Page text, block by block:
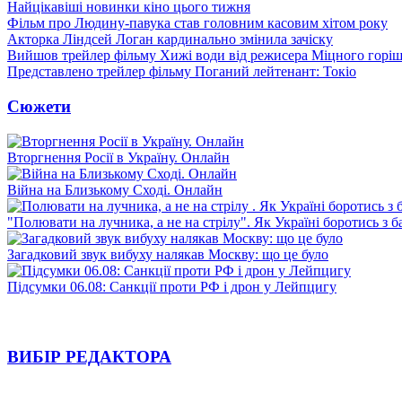
Найцікавіші новинки кіно цього тижня
Фільм про Людину-павука став головним касовим хітом року
Акторка Ліндсей Логан кардинально змінила зачіску
Вийшов трейлер фільму Хижі води від режисера Міцного
Представлено трейлер фільму Поганий лейтенант: Токіо
Сюжети
Вторгнення Росії в Україну. Онлайн
Війна на Близькому Сході. Онлайн
"Полювати на лучника, а не на стрілу". Як Україні боротись з
Загадковий звук вибуху налякав Москву: що це було
Підсумки 06.08: Санкції проти РФ і дрон у Лейпцигу
ВИБІР РЕДАКТОРА